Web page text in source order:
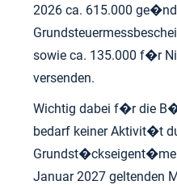
2026 ca. 615.000
sowie ca. 135.000 f�r
versenden.
Wichtig dabei f�r die
bedarf keiner Aktivit�t
Januar 2027 geltenden